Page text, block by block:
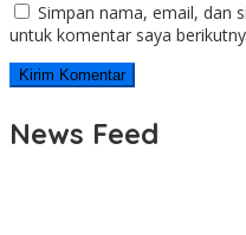
Simpan nama, email, dan
untuk komentar saya
News Feed